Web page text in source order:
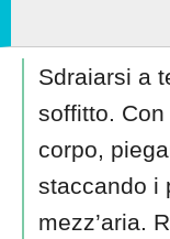
Sdraiarsi a
soffitto.
corpo,
staccando i
mezz’aria.